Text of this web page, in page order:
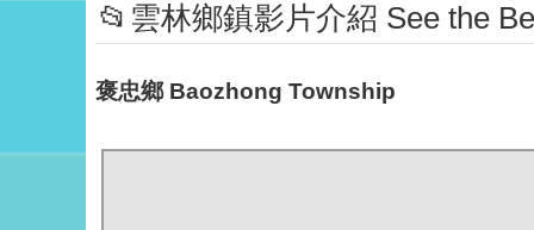
📂雲林鄉鎮影片介紹 See the
褒忠鄉 Baozhong Township